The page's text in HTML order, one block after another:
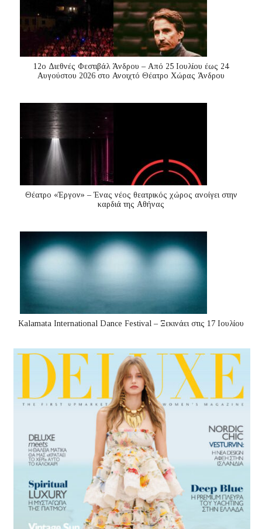
12ο Διεθνές Φεστιβάλ Άνδρου – Από 25 Ιουλίου έως 24
Αυγούστου 2026 στο Ανοιχτό Θέατρο Χώρας Άνδρου
Θέατρο «Έργον» – Ένας νέος θεατρικός χώρος ανοίγει στην
καρδιά της Αθήνας
Kalamata International Dance Festival – Ξεκινάει στις 17 Ιουλίου